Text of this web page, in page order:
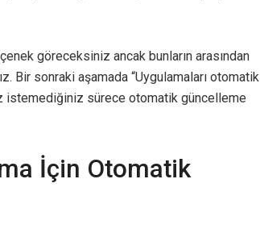
göreceksiniz ancak bunların arasından
Bir sonraki aşamada “Uygulamaları otomatik
istemediğiniz sürece otomatik güncelleme
İçin Otomatik